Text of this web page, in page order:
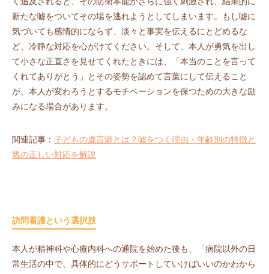
新たな嘘をついてその場を逃れようとしてしまいます。もし嘘に
気づいても感情的にならず、淡々と事実を伝えるにとどめるな
ど、冷静な対応を心がけてください。そして、本人が勇気を出し
て小さな正直さを見せてくれたときには、「本当のことを言って
くれてありがとう」とその姿勢を認めて言葉にして伝えること
が、本人が変わろうとするモチベーションを保つための大きな励
みになる場合があります。
関連記事： 子どもの虚言癖とは？嘘をつく理由・年齢別の特徴と
親の正しい対応を解説
訪問看護という選択肢
本人が精神科や心療内科への通院を始めた後も、「病院以外の日
常生活の中で、具体的にどうサポートしていけばいいのかわから